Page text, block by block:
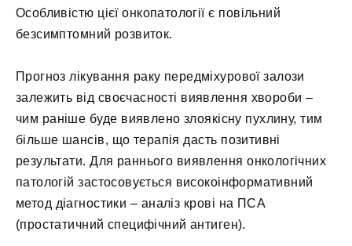
Особливістю цієї онкопатології є повільний
безсимптомний розвиток.
Прогноз лікування раку передміхурової залози
залежить від своєчасності виявлення хвороби –
чим раніше буде виявлено злоякісну пухлину, тим
більше шансів, що терапія дасть позитивні
результати. Для раннього виявлення онкологічних
патологій застосовується високоінформативний
метод діагностики – аналіз крові на ПСА
(простатичний специфічний антиген).